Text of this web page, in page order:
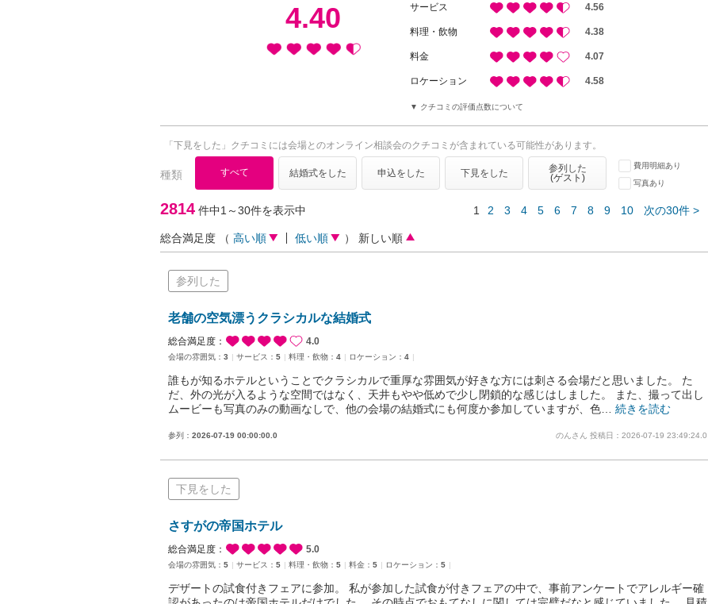
4.40 サービス 4.56
料理・飲物 4.38
料金 4.07
ロケーション 4.58
クチコミの評価点数について
「下見をした」クチコミには会場とのオンライン相談会のクチコミが含まれている可能性があります。
種類 すべて 結婚式をした 申込をした 下見をした
参列した
(ゲスト)
費用明細あり
写真あり
2814 件中1～30件を表示中 1 2 3 4 5 6 7 8 9 10 次の30件 >
総合満足度 （ 高い順 低い順 ） 新しい順
参列した
老舗の空気漂うクラシカルな結婚式
総合満足度： 4.0
会場の雰囲気： 3 サービス： 5 料理・飲物： 4 ロケーション： 4
誰もが知るホテルということでクラシカルで重厚な雰囲気が好きな方には刺さる会場だと思いました。 た
だ、外の光が入るような空間ではなく、天井もやや低めで少し閉鎖的な感じはしました。 また、撮って出し
ムービーも写真のみの動画なしで、他の会場の結婚式にも何度か参加していますが、色… 続きを読む
参列： 2026-07-19 00:00:00.0 のんさん 投稿日：2026-07-19 23:49:24.0
下見をした
さすがの帝国ホテル
総合満足度： 5.0
会場の雰囲気： 5 サービス： 5 料理・飲物： 5 料金： 5 ロケーション： 5
デザートの試食付きフェアに参加。 私が参加した試食が付きフェアの中で、事前アンケートでアレルギー確